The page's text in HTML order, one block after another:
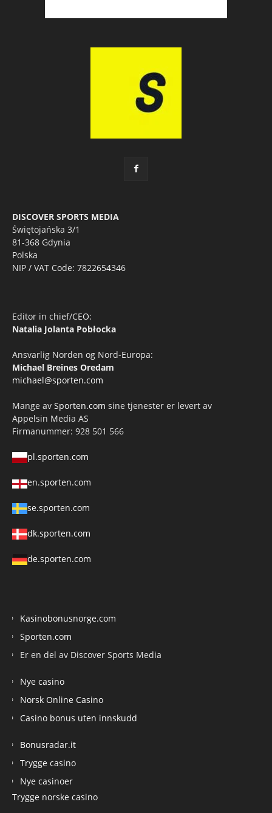
DISCOVER SPORTS MEDIA
Świętojańska 3/1
81-368 Gdynia
Polska
NIP / VAT Code: 7822654346
Editor in chief/CEO:
Natalia Jolanta Pobłocka
Ansvarlig Norden og Nord-Europa:
Michael Breines Oredam
michael@sporten.com
Mange av Sporten.com sine tjenester er levert av
Appelsin Media AS
Firmanummer: 928 501 566
pl.sporten.com
en.sporten.com
se.sporten.com
dk.sporten.com
de.sporten.com
Kasinobonusnorge.com
Sporten.com
Er en del av Discover Sports Media
Nye casino
Norsk Online Casino
Casino bonus uten innskudd
Bonusradar.it
Trygge casino
Nye casinoer
Trygge norske casino